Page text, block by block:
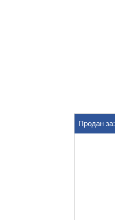
Продан за: